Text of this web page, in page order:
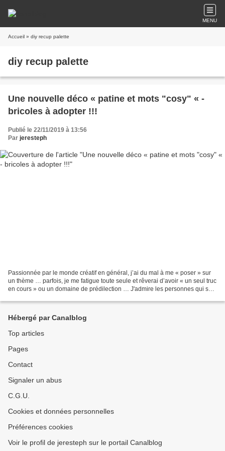
MENU
Accueil » diy recup palette
diy recup palette
Une nouvelle déco « patine et mots "cosy" « -
bricoles à adopter !!!
Publié le 22/11/2019 à 13:56
Par jeresteph
Passionnée par le monde créatif en général, j’ai du mal à me « poser » sur
un thème … parfois, je me fatigue toute seule et rêverai d’avoir « un seul truc
en cours » ou un domaine de prédilection … J'admire les personnes qui sont
Hébergé par Canalblog
Top articles
Pages
Contact
Signaler un abus
C.G.U.
Cookies et données personnelles
Préférences cookies
Voir le profil de jeresteph sur le portail Canalblog